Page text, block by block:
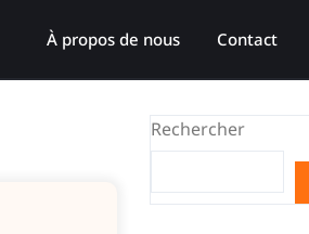
À propos de nous Contact
Rechercher